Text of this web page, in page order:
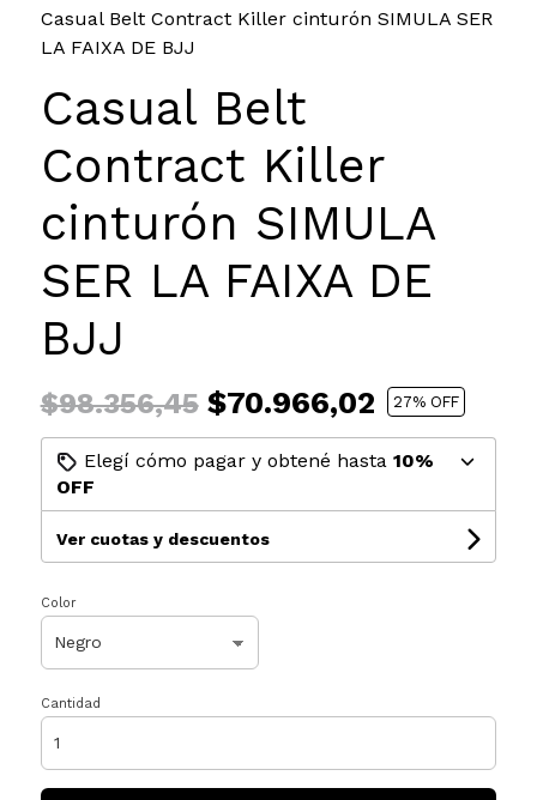
Casual Belt Contract Killer cinturón SIMULA SER
LA FAIXA DE BJJ
Casual Belt
Contract Killer
cinturón SIMULA
SER LA FAIXA DE
BJJ
$98.356,45$70.966,02 27% OFF
Elegí cómo pagar y obtené hasta 10%
OFF
Ver cuotas y descuentos
Color
Cantidad